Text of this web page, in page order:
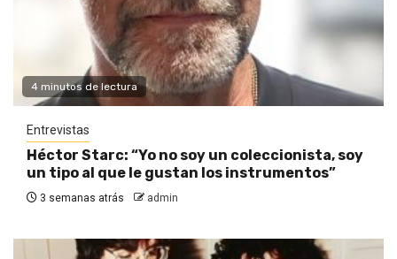
4 minutos de lectura
Entrevistas
Héctor Starc: “Yo no soy un coleccionista, soy
un tipo al que le gustan los instrumentos”
3 semanas atrás admin